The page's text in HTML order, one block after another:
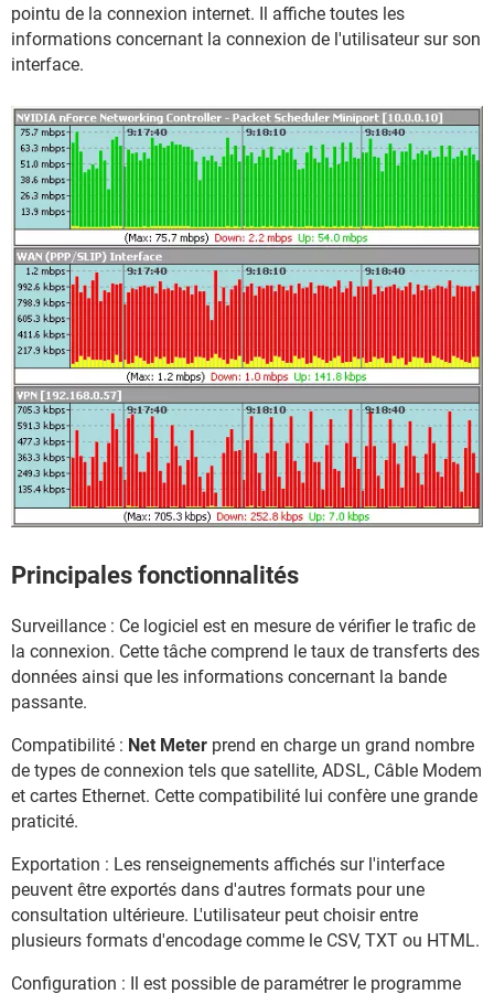
pointu de la connexion internet. Il affiche toutes les
informations concernant la connexion de l'utilisateur sur son
interface.
Principales fonctionnalités
Surveillance : Ce logiciel est en mesure de vérifier le trafic de
la connexion. Cette tâche comprend le taux de transferts des
données ainsi que les informations concernant la bande
passante.
Compatibilité : Net Meter prend en charge un grand nombre
de types de connexion tels que satellite, ADSL, Câble Modem
et cartes Ethernet. Cette compatibilité lui confère une grande
praticité.
Exportation : Les renseignements affichés sur l'interface
peuvent être exportés dans d'autres formats pour une
consultation ultérieure. L'utilisateur peut choisir entre
plusieurs formats d'encodage comme le CSV, TXT ou HTML.
Configuration : Il est possible de paramétrer le programme